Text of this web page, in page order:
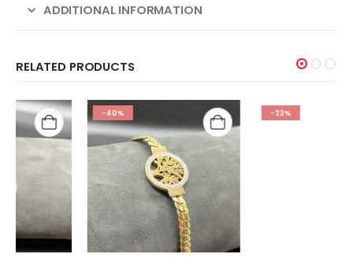
ADDITIONAL INFORMATION
RELATED PRODUCTS
-40% -23%